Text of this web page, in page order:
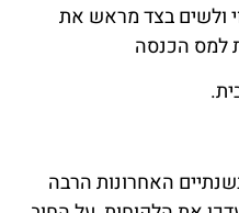
ולשים בצד מראש את
למס הכנסה
האחרונות הרבה